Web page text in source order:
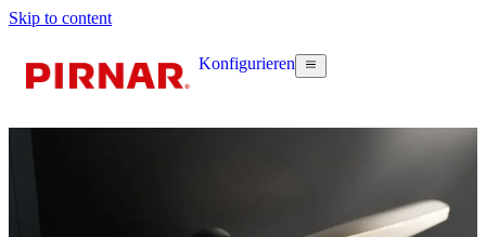
Skip to content
Konfigurieren